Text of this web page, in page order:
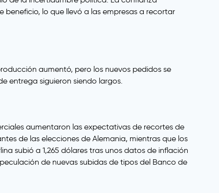
beneficio, lo que llevó a las empresas a recortar
aumentó, pero los nuevos pedidos se
entrega siguieron siendo largos.
aumentaron las expectativas de recortes de
de las elecciones de Alemania, mientras que los
subió a 1,265 dólares tras unos datos de inflación
de nuevas subidas de tipos del Banco de